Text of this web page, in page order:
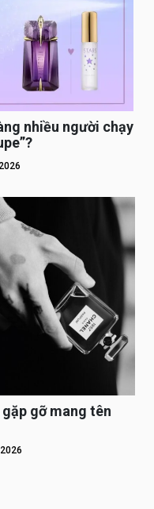
nhiều người chạy
gỡ mang tên